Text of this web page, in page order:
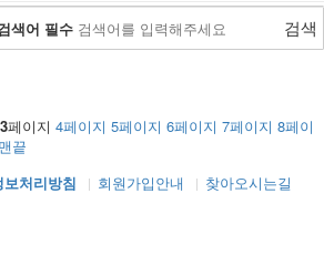
색어 필수 검색
3페이지 4페이지 5페이지 6페이지 7페이지 8페이
맨끝
처리방침 회원가입안내 찾아오시는길